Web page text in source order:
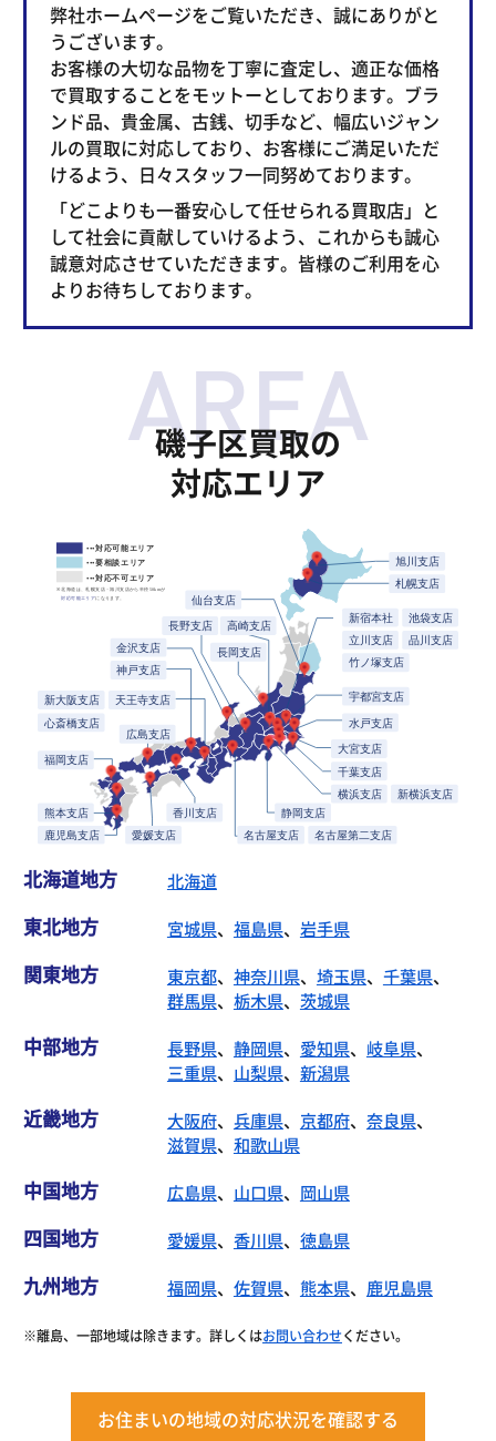
弊社ホームページをご覧いただき、誠にありがと
うございます。
お客様の大切な品物を丁寧に査定し、適正な価格
で買取することをモットーとしております。ブラ
ンド品、貴金属、古銭、切手など、幅広いジャン
ルの買取に対応しており、お客様にご満足いただ
けるよう、日々スタッフ一同努めております。
「どこよりも一番安心して任せられる買取店」と
して社会に貢献していけるよう、これからも誠心
誠意対応させていただきます。皆様のご利用を心
よりお待ちしております。
磯子区買取の
対応エリア
北海道地方 北海道
東北地方 宮城県、 福島県、 岩手県
関東地方 東京都、 神奈川県、 埼玉県、 千葉県、
群馬県、 栃木県、 茨城県
中部地方 長野県、 静岡県、 愛知県、 岐阜県、
三重県、 山梨県、 新潟県
近畿地方 大阪府、 兵庫県、 京都府、 奈良県、
滋賀県、 和歌山県
中国地方 広島県、 山口県、 岡山県
四国地方 愛媛県、 香川県、 徳島県
九州地方 福岡県、 佐賀県、 熊本県、 鹿児島県
※離島、一部地域は除きます。詳しくはお問い合わせください。
お住まいの地域の対応状況を確認する